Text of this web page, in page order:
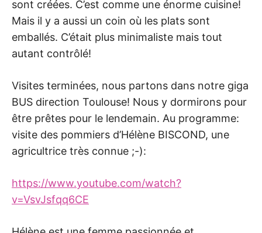
sont créées. C’est comme une énorme cuisine!
Mais il y a aussi un coin où les plats sont
emballés. C’était plus minimaliste mais tout
autant contrôlé!
Visites terminées, nous partons dans notre giga
BUS direction Toulouse! Nous y dormirons pour
être prêtes pour le lendemain. Au programme:
visite des pommiers d’Hélène BISCOND, une
agricultrice très connue ;-):
https://www.youtube.com/watch?
v=VsvJsfqq6CE